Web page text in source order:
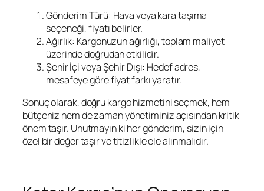
Gönderim Türü: Hava veya kara taşıma
seçeneği, fiyatı belirler.
Ağırlık: Kargonuzun ağırlığı, toplam maliyet
üzerinde doğrudan etkilidir.
Şehir İçi veya Şehir Dışı: Hedef adres,
mesafeye göre fiyat farkı yaratır.
Sonuç olarak, doğru kargo hizmetini seçmek, hem
bütçeniz hem de zaman yönetiminiz açısından kritik
önem taşır. Unutmayın ki her gönderim, sizin için
özel bir değer taşır ve titizlikle ele alınmalıdır.